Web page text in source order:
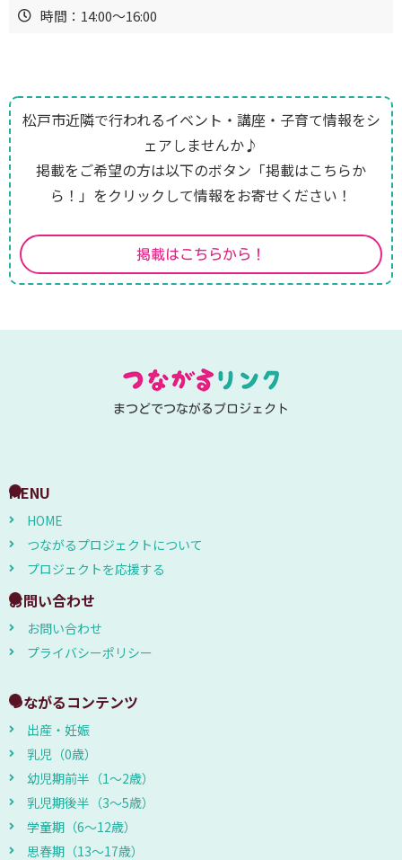
時間：14:00～16:00
松戸市近隣で行われるイベント・講座・子育て情報をシ
ェアしませんか♪
掲載をご希望の方は以下のボタン「掲載はこちらか
ら！」をクリックして情報をお寄せください！
掲載はこちらから！
まつどでつながるプロジェクト
MENU
HOME
つながるプロジェクトについて
プロジェクトを応援する
お問い合わせ
お問い合わせ
プライバシーポリシー
つながるコンテンツ
出産・妊娠
乳児（0歳）
幼児期前半（1～2歳）
乳児期後半（3～5歳）
学童期（6～12歳）
思春期（13～17歳）